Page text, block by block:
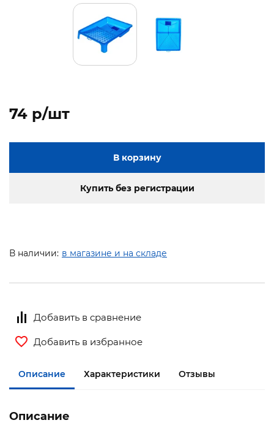
74 p/шт
В корзину
Купить без регистрации
В наличии: в магазине и на складе
Добавить в сравнение
Добавить в избранное
Описание Характеристики Отзывы
Описание